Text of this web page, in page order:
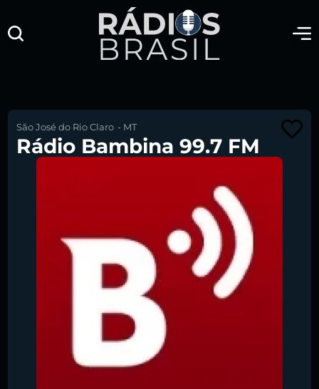
São José do Rio Claro - MT
Rádio Bambina 99.7 FM